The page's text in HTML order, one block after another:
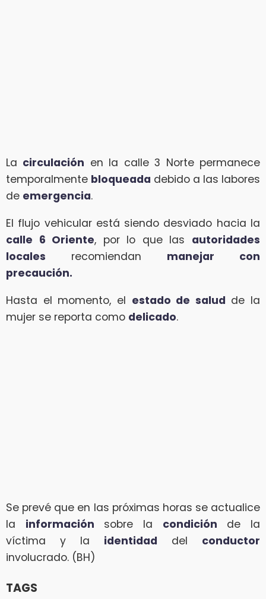
La circulación en la calle 3 Norte permanece
temporalmente bloqueada debido a las labores
de emergencia.
El flujo vehicular está siendo desviado hacia la
calle 6 Oriente, por lo que las autoridades
locales recomiendan manejar con
precaución.
Hasta el momento, el estado de salud de la
mujer se reporta como delicado.
Se prevé que en las próximas horas se actualice
la información sobre la condición de la
víctima y la identidad del conductor
involucrado. (BH)
TAGS